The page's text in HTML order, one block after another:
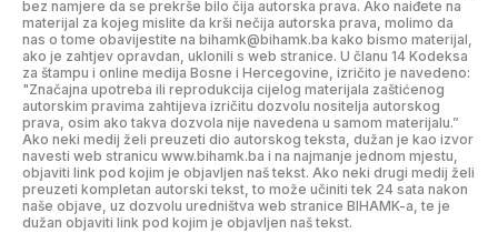
bez namjere da se prekrše bilo čija autorska prava. Ako naiđete na
materijal za kojeg mislite da krši nečija autorska prava, molimo da
nas o tome obavijestite na bihamk@bihamk.ba kako bismo materijal,
ako je zahtjev opravdan, uklonili s web stranice. U članu 14 Kodeksa
za štampu i online medija Bosne i Hercegovine, izričito je navedeno:
"Značajna upotreba ili reprodukcija cijelog materijala zaštićenog
autorskim pravima zahtijeva izričitu dozvolu nositelja autorskog
prava, osim ako takva dozvola nije navedena u samom materijalu.”
Ako neki medij želi preuzeti dio autorskog teksta, dužan je kao izvor
navesti web stranicu www.bihamk.ba i na najmanje jednom mjestu,
objaviti link pod kojim je objavljen naš tekst. Ako neki drugi medij želi
preuzeti kompletan autorski tekst, to može učiniti tek 24 sata nakon
naše objave, uz dozvolu uredništva web stranice BIHAMK-a, te je
dužan objaviti link pod kojim je objavljen naš tekst.